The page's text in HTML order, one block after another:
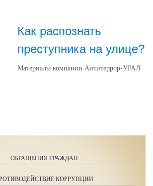
Как распознать
преступника на улице?
Материалы компании Антитеррор-УРАЛ
ОБРАЩЕНИЯ ГРАЖДАН
КОРРУПЦИИ